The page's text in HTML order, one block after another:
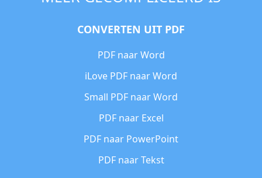
CONVERTEN UIT PDF
PDF naar Word
iLove PDF naar Word
Small PDF naar Word
PDF naar Excel
PDF naar PowerPoint
PDF naar Tekst